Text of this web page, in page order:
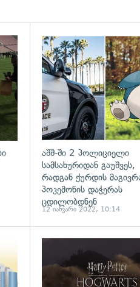
გადახედვა
აშშ-ში 2 პოლიციელი
სამსახურიდან გაუშვეს,
რადგან ქურდის
პოკემონის დაჭერას
ცდილობდნენ
12 იანვარი 2022, 10:14